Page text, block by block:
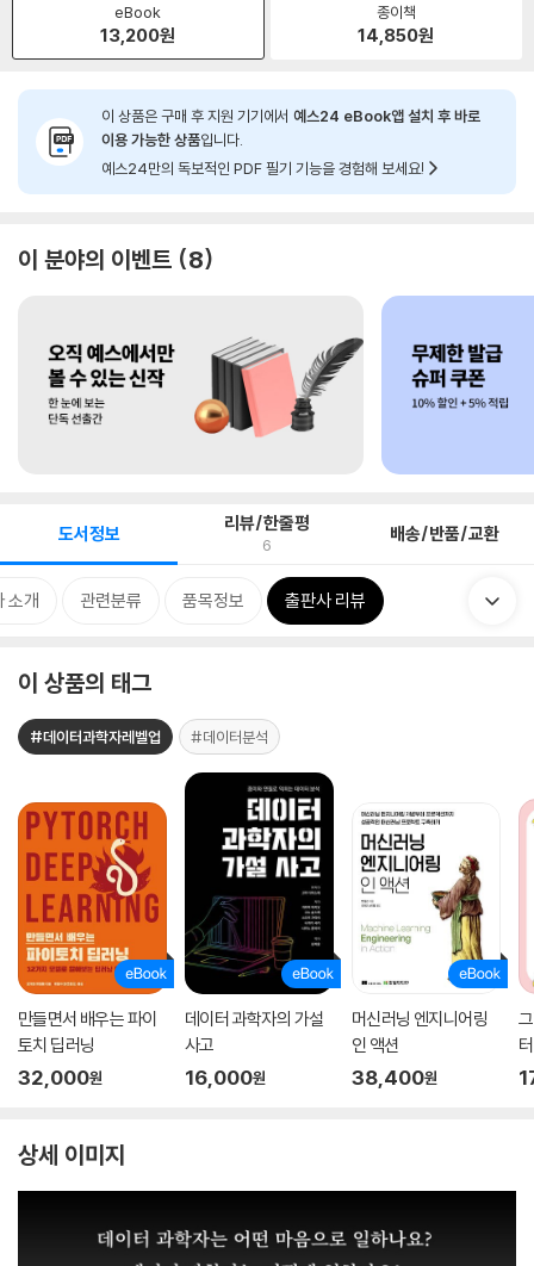
eBook
13,200원
종이책
14,850원
이 상품은 구매 후 지원 기기에서 예스24 eBook앱 설치 후 바로
이용 가능한 상품입니다.
예스24만의 독보적인 PDF 필기 기능을 경험해 보세요!
이 분야의 이벤트 8
도서정보 리뷰/한줄평
6 배송/반품/교환
소개 관련분류 품목정보 출판사 리뷰
이 상품의 태그
#데이터과학자레벨업 #데이터분석
만들면서 배우는 파이
토치 딥러닝
32,000원
데이터 과학자의 가설
사고
16,000원
머신러닝 엔지니어링
인 액션
38,400원
상세 이미지